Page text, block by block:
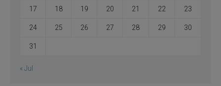
17 18 19 20 21 22 23
24 25 26 27 28 29 30
31
« Jul